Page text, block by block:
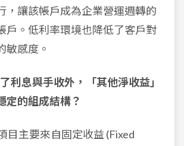
，讓該帳戶成為企業營運週轉的
戶。低利率環境也降低了客戶對
敏感度。
利息與手收外，「其他淨收益」
定的組成結構？
目主要來自固定收益 (Fixed